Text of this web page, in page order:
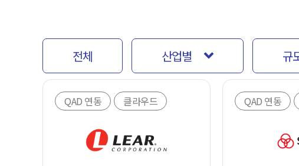
전체 산업별 규
QAD 연동 클라우드 QAD 연동